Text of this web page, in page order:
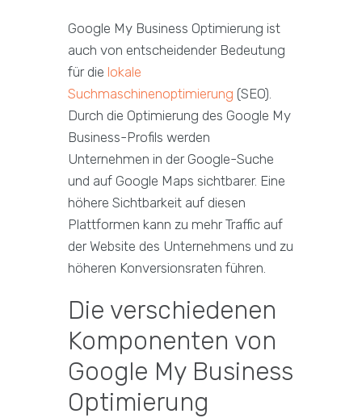
Google My Business Optimierung ist
auch von entscheidender Bedeutung
für die lokale
Suchmaschinenoptimierung (SEO).
Durch die Optimierung des Google My
Business-Profils werden
Unternehmen in der Google-Suche
und auf Google Maps sichtbarer. Eine
höhere Sichtbarkeit auf diesen
Plattformen kann zu mehr Traffic auf
der Website des Unternehmens und zu
höheren Konversionsraten führen.
Die verschiedenen
Komponenten von
Google My Business
Optimierung